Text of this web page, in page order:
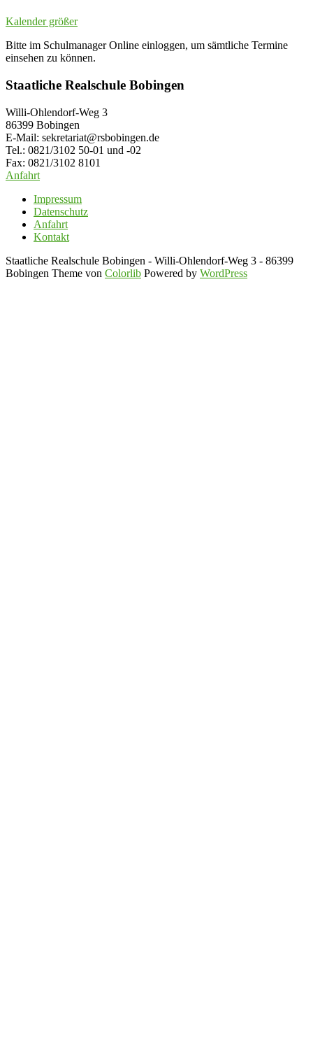
Kalender größer
Bitte im Schulmanager Online einloggen, um sämtliche Termine
einsehen zu können.
Staatliche Realschule Bobingen
Willi-Ohlendorf-Weg 3
86399 Bobingen
E-Mail: sekretariat@rsbobingen.de
Tel.: 0821/3102 50-01 und -02
Fax: 0821/3102 8101
Anfahrt
Impressum
Datenschutz
Anfahrt
Kontakt
Staatliche Realschule Bobingen - Willi-Ohlendorf-Weg 3 - 86399
Bobingen Theme von Colorlib Powered by WordPress